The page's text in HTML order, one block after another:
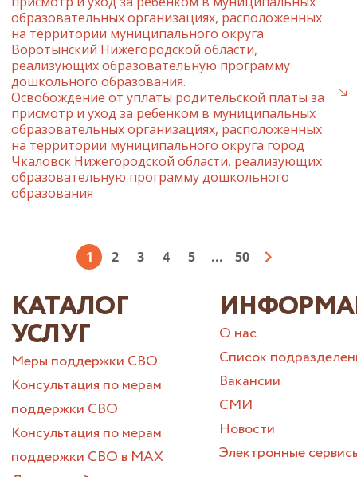
образовательных организациях, расположенных
на территории муниципального округа
Воротынский Нижегородской области,
реализующих образовательную программу
дошкольного образования.
Освобождение от уплаты родительской платы за
присмотр и уход за ребенком в муниципальных
образовательных организациях, расположенных
на территории муниципального округа город
Чкаловск Нижегородской области, реализующих
образовательную программу дошкольного
образования
1 2 3 4 5 ... 50
КАТАЛОГ
УСЛУГ
Меры поддержки СВО
Консультация по мерам
поддержки СВО
Консультация по мерам
поддержки СВО в МАХ
О нас
Список
Вакансии
СМИ
Новости
Электронные